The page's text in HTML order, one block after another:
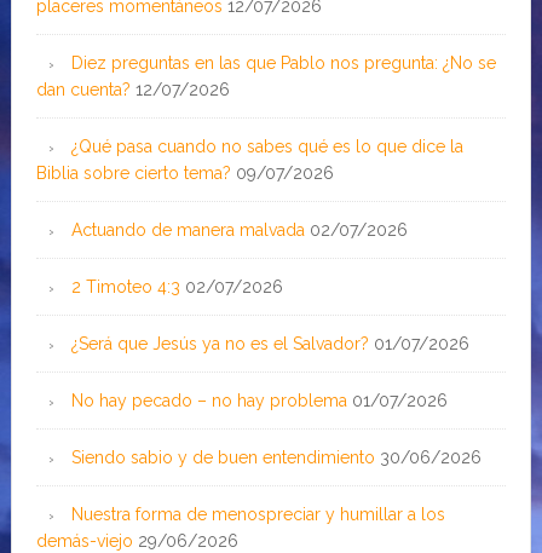
placeres momentáneos 12/07/2026
Diez preguntas en las que Pablo nos pregunta: ¿No se
dan cuenta? 12/07/2026
¿Qué pasa cuando no sabes qué es lo que dice la
Biblia sobre cierto tema? 09/07/2026
Actuando de manera malvada 02/07/2026
2 Timoteo 4:3 02/07/2026
¿Será que Jesús ya no es el Salvador? 01/07/2026
No hay pecado – no hay problema 01/07/2026
Siendo sabio y de buen entendimiento 30/06/2026
Nuestra forma de menospreciar y humillar a los
demás-viejo 29/06/2026